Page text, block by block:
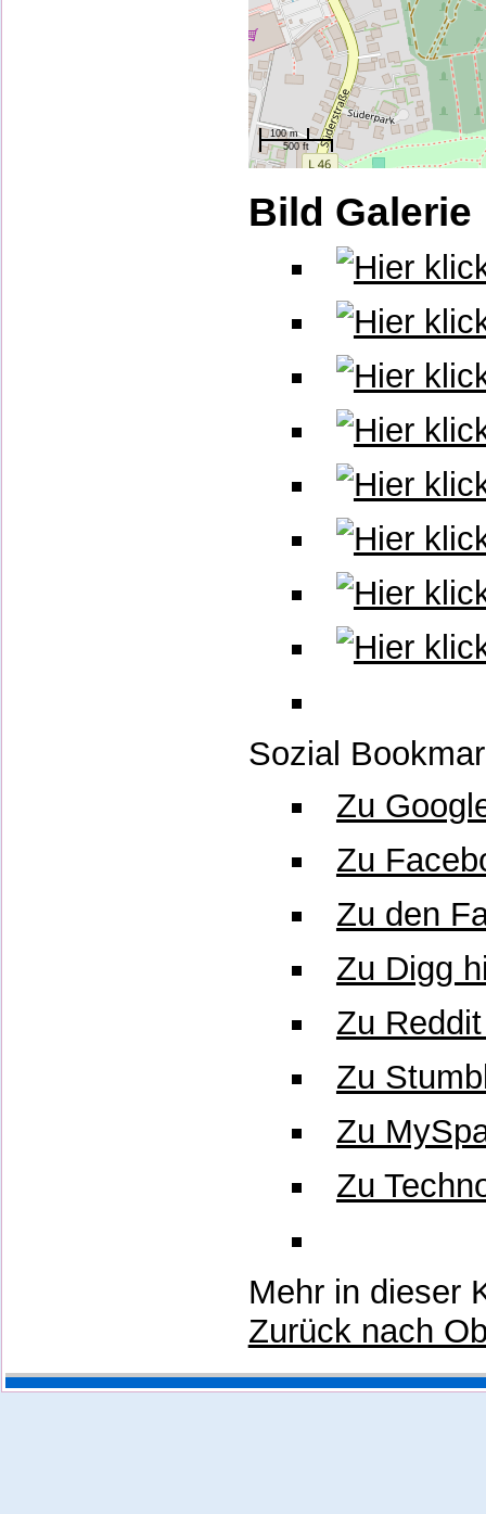
100 m
500 ft
Bild Galerie
Sozial
Zu
Zu
Zu den
Zu Digg
Zu
Zu
Zu
Zu
Mehr in dieser
Zurück nach